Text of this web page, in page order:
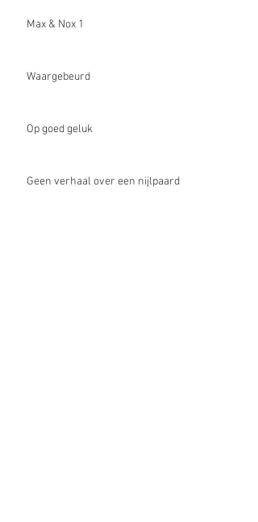
Max & Nox 1
Waargebeurd
Op goed geluk
Geen verhaal over een nijlpaard